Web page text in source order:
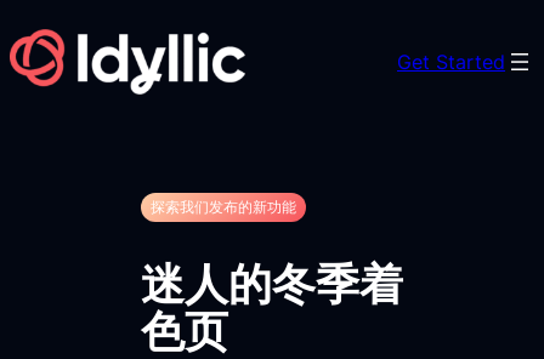
Skip
to
content
Get Started
探索我们发布的新功能
迷人的冬季着
色页